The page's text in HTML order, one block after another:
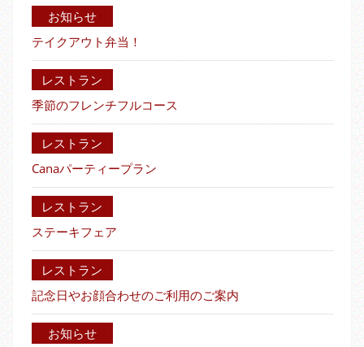
お知らせ
テイクアウト弁当！
レストラン
季節のフレンチフルコース
レストラン
Canaパーティープラン
レストラン
ステーキフェア
レストラン
記念日やお顔合わせのご利用のご案内
お知らせ